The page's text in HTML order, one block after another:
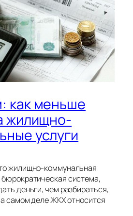
как меньше
жилищно-
услуги
жилищно-коммунальная
система,
деньги, чем разбираться,
самом деле ЖКХ относится